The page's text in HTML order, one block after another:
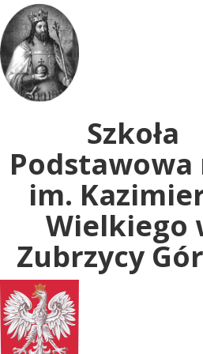
Uwaga:
ta
witryna
zawiera
system
dostępności.
Szkoła
Podstawowa
im.
Wielkiego
Zubrzycy